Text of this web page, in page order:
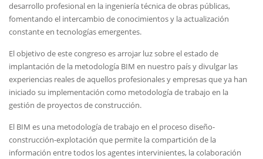
desarrollo profesional en la ingeniería técnica de obras públicas,
fomentando el intercambio de conocimientos y la actualización
constante en tecnologías emergentes.
El objetivo de este congreso es arrojar luz sobre el estado de
implantación de la metodología BIM en nuestro país y divulgar las
experiencias reales de aquellos profesionales y empresas que ya han
iniciado su implementación como metodología de trabajo en la
gestión de proyectos de construcción.
El BIM es una metodología de trabajo en el proceso diseño-
construcción-explotación que permite la compartición de la
información entre todos los agentes intervinientes, la colaboración